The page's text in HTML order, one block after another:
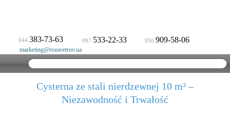
044 383-73-63 097 533-22-33 050 909-58-06
marketing@rozavetrov.ua
Cysterna ze stali nierdzewnej 10 m³ –
Niezawodność i Trwałość